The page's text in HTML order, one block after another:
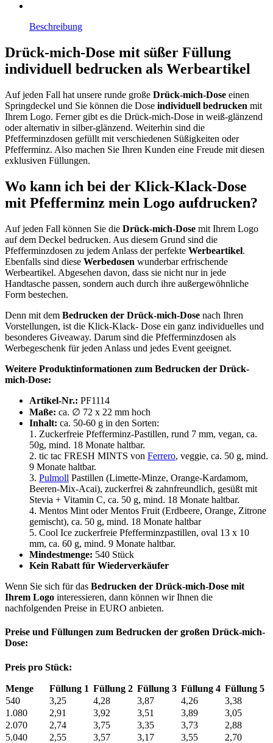
Beschreibung
Drück-mich-Dose mit süßer Füllung
individuell bedrucken als Werbeartikel
Auf jeden Fall hat unsere runde große Drück-mich-Dose einen
Springdeckel und Sie können die Dose individuell bedrucken mit
Ihrem Logo. Ferner gibt es die Drück-mich-Dose in weiß-glänzend
oder alternativ in silber-glänzend. Weiterhin sind die
Pfefferminzdosen gefüllt mit verschiedenen Süßigkeiten oder
Pfefferminz. Also machen Sie Ihren Kunden eine Freude mit diesen
exklusiven Füllungen.
Wo kann ich bei der Klick-Klack-Dose
mit Pfefferminz mein Logo aufdrucken?
Auf jeden Fall können Sie die Drück-mich-Dose mit Ihrem Logo
auf dem Deckel bedrucken. Aus diesem Grund sind die
Pfefferminzdosen zu jedem Anlass der perfekte Werbeartikel.
Ebenfalls sind diese Werbedosen wunderbar erfrischende
Werbeartikel. Abgesehen davon, dass sie nicht nur in jede
Handtasche passen, sondern auch durch ihre außergewöhnliche
Form bestechen.
Denn mit dem Bedrucken der Drück-mich-Dose nach Ihren
Vorstellungen, ist die Klick-Klack- Dose ein ganz individuelles und
besonderes Giveaway. Darum sind die Pfefferminzdosen als
Werbegeschenk für jeden Anlass und jedes Event geeignet.
Weitere Produktinformationen zum Bedrucken der Drück-
mich-Dose:
Artikel-Nr.: PF1114
Maße: ca. ∅ 72 x 22 mm hoch
Inhalt: ca. 50-60 g in den Sorten:
1. Zuckerfreie Pfefferminz-Pastillen, rund 7 mm, vegan, ca.
50g, mind. 18 Monate haltbar.
2. tic tac FRESH MINTS von Ferrero, veggie, ca. 50 g, mind.
9 Monate haltbar.
3. Pulmoll Pastillen (Limette-Minze, Orange-Kardamom,
Beeren-Mix-Acai), zuckerfrei & zahnfreundlich, gesüßt mit
Stevia + Vitamin C, ca. 50 g, mind. 18 Monate haltbar.
4. Mentos Mint oder Mentos Fruit (Erdbeere, Orange, Zitrone
gemischt), ca. 50 g, mind. 18 Monate haltbar
5. Cool Ice zuckerfreie Pfefferminzpastillen, oval 13 x 10
mm, ca. 60 g, mind. 9 Monate haltbar.
Mindestmenge: 540 Stück
Kein Rabatt für Wiederverkäufer
Wenn Sie sich für das Bedrucken der Drück-mich-Dose mit
Ihrem Logo interessieren, dann können wir Ihnen die
nachfolgenden Preise in EURO anbieten.
Preise und Füllungen zum Bedrucken der großen Drück-mich-
Dose:
Preis pro Stück:
Menge Füllung 1 Füllung 2 Füllung 3 Füllung 4 Füllung 5
540
3,25 4,28 3,87 4,26
3,38
1.080
2,91 3,92 3,51 3,89
3,05
2.070
2,74 3,75 3,35 3,73
2,88
5.040
2,55 3,57 3,17 3,55
2,70